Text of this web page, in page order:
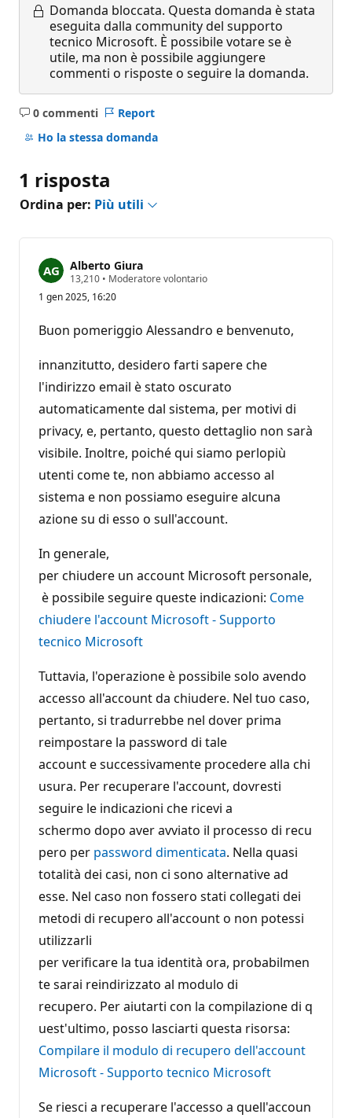
Domanda bloccata. Questa domanda è stata
eseguita dalla community del supporto
tecnico Microsoft. È possibile votare se è
utile, ma non è possibile aggiungere
commenti o risposte o seguire la domanda.
0 commenti
Nessun
commento
Report
Ho la stessa domanda
1 risposta
Ordina per: Più utili
Alberto Giura
13,210 P
n
i
d
r
e
p
u
t
z
i
o
e
• Moderatore volontario
1 gen 2025, 16:20
Buon pomeriggio Alessandro e benvenuto,
innanzitutto, desidero farti sapere che
l'indirizzo email è stato oscurato
automaticamente dal sistema, per motivi di
privacy, e, pertanto, questo dettaglio non sarà
visibile. Inoltre, poiché qui siamo perlopiù
utenti come te, non abbiamo accesso al
sistema e non possiamo eseguire alcuna
azione su di esso o sull'account.
In generale,
per chiudere un account Microsoft personale,
è possibile seguire queste indicazioni: Come
chiudere l'account Microsoft - Supporto
tecnico Microsoft
Tuttavia, l'operazione è possibile solo avendo
accesso all'account da chiudere. Nel tuo caso,
pertanto, si tradurrebbe nel dover prima
reimpostare la password di tale
account e successivamente procedere alla chi
usura. Per recuperare l'account, dovresti
seguire le indicazioni che ricevi a
schermo dopo aver avviato il processo di recu
pero per password dimenticata. Nella quasi
totalità dei casi, non ci sono alternative ad
esse. Nel caso non fossero stati collegati dei
metodi di recupero all'account o non potessi
utilizzarli
per verificare la tua identità ora, probabilmen
te sarai reindirizzato al modulo di
recupero. Per aiutarti con la compilazione di q
uest'ultimo, posso lasciarti questa risorsa:
Compilare il modulo di recupero dell'account
Microsoft - Supporto tecnico Microsoft
Se riesci a recuperare l'accesso a quell'accoun